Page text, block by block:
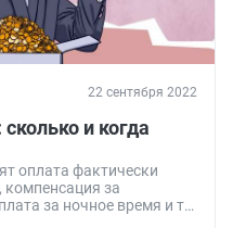
22 сентября 2022
и когда
оплата фактически
компенсация за
за ночное время и т.